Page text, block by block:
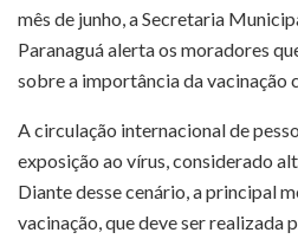
mês de junho, a Secretaria
Paranaguá alerta os moradores
sobre a importância da vacinação
A circulação internacional de
exposição ao vírus, considerado
Diante desse cenário, a principal
vacinação, que deve ser realizada